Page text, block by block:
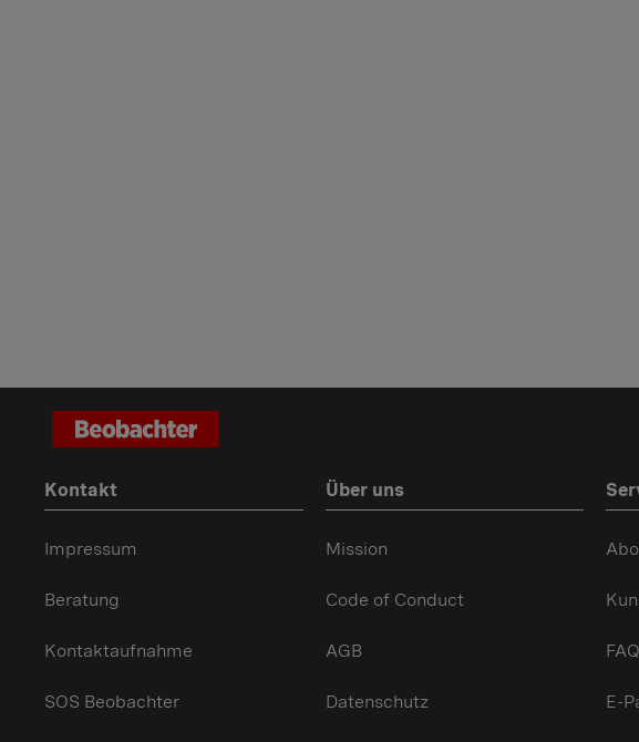
Kontakt
Impressum
Beratung
Kontaktaufnahme
SOS Beobachter
Über uns
Mission
Code of Conduct
AGB
Datenschutz
FAQ
E-